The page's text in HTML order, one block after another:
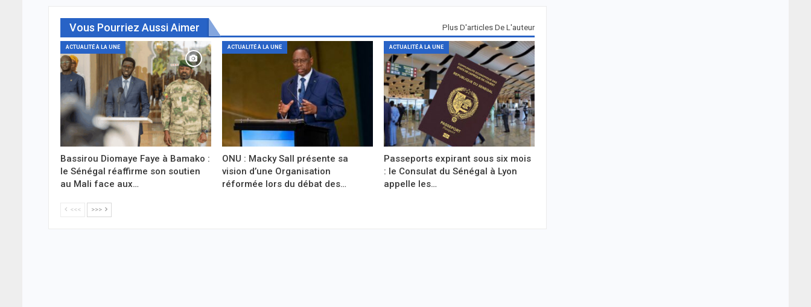
Vous Pourriez Aussi Aimer Plus D'articles De L'auteur
ACTUALITÉ À LA UNE
Bassirou Diomaye Faye à Bamako :
le Sénégal réaffirme son soutien
au Mali face aux…
ACTUALITÉ À LA UNE
ONU : Macky Sall présente sa
vision d’une Organisation
réformée lors du débat des…
ACTUALITÉ À LA UNE
Passeports expirant sous six mois
: le Consulat du Sénégal à Lyon
appelle les…
<<< >>>